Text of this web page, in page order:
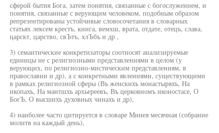
сферой бытия Бога, затем понятия, связанные с богослужением, и
понятия, связанные с верующим человеком, подобным образом
репрезентированы устойчивые словосочетания в словарных
статьях лексем крестъ, книга, вемхш, врата, отдате, отецъ, слава,
царскт, царство, свЪтъ, хлЪбъ и др ,
3) семантические конкретизаторы соотносят анализируемые
единицы не с религиозными представлениями в целом (у
верующих, по религиозно-мистическим представлениям, в
православии и др), а с конкретными явлениями, существующими
в рамках религиозной сферы (Въ женскихъ монастыряхъ, На
икопахъ, На мантшхъ архьереевъ, Въ церковномъ иконостасе, О
БогЪ, О высшихъ духовных чинахъ и др),
4) наиболее часто цитируется в словаре Минея месячная (собрание
молитв на каждый день),